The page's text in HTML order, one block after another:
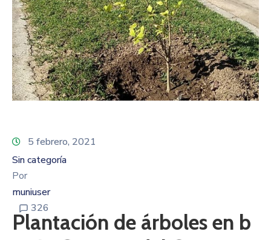
5 febrero, 2021
Sin categoría
Por
muniuser
326
Plantación de árboles en b